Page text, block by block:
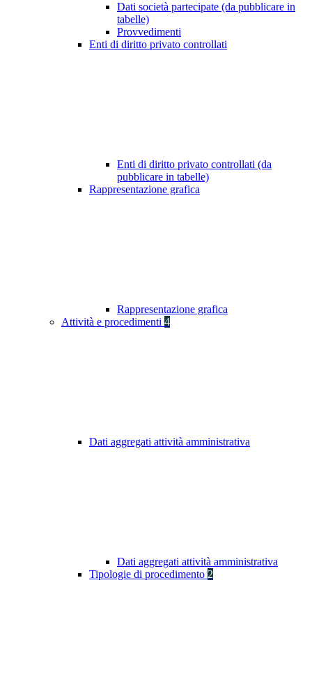
Dati società partecipate (da pubblicare in
tabelle)
Provvedimenti
Enti di diritto privato controllati
Enti di diritto privato controllati (da
pubblicare in tabelle)
Rappresentazione grafica
Rappresentazione grafica
Attività e procedimenti 4
Dati aggregati attività amministrativa
Dati aggregati attività amministrativa
Tipologie di procedimento 2